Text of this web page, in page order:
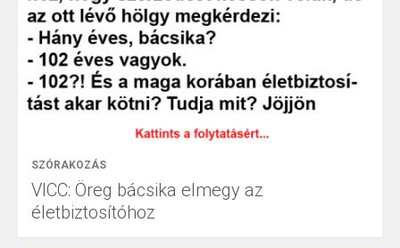
SZÓRAKOZÁS
VICC: Öreg bácsika elmegy az
életbiztosítóhoz